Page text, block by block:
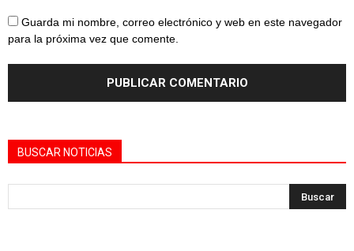
Guarda mi nombre, correo electrónico y web en este navegador
para la próxima vez que comente.
BUSCAR NOTICIAS